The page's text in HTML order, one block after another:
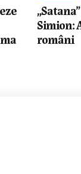
Simion:
români